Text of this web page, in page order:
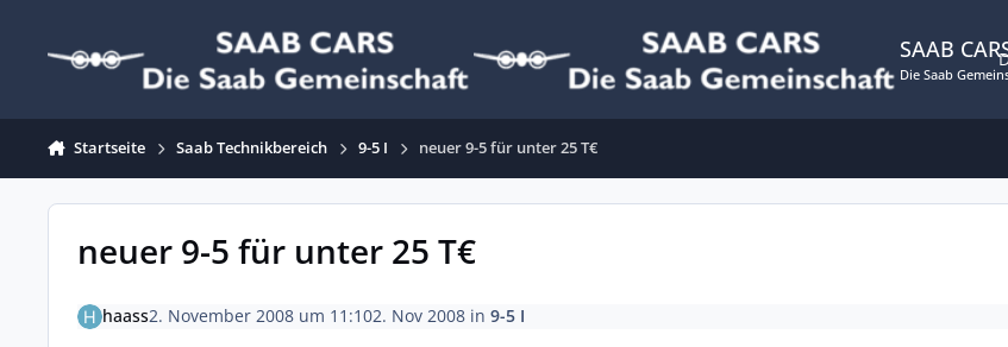
SAAB
Die Saab
Startseite Saab Technikbereich 9-5 I neuer 9-5 für unter 25 T€
neuer 9-5 für unter 25 T€
haass2. November 2008 um 11:102. Nov 2008in 9-5 I